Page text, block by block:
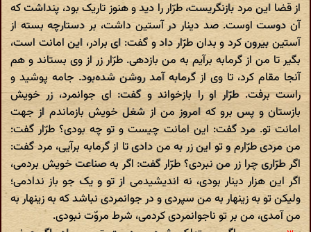
از قضا این مرد بازنگریست، طرّار را دید و هنوز تاریک بود، پنداشت که
آن دوست اوست. صد دینار در آستین داشت، بر دستارچه بسته از
آستین بیرون کرد و بدان طرّار داد و گفت: ای برادر، این امانت است،
بگیر تا من از گرمابه برآیم به من بازدهی. طرّار زر از وی بستاند و هم
آنجا مقام کرد، تا وی از گرمابه آمد روشن شده‌بود. جامه پوشید و
راست برفت. طرّار او را بازخواند و گفت: ای جوانمرد، زر خویش
بازستان و پس برو که امروز من از شغل خویش بازماندم از جهت
امانت تو. مرد گفت: این امانت چیست و تو چه بودی؟ طرّار گفت:
من مردی طرّارم و تو این زر به من دادی تا از گرمابه برآیی، مرد گفت:
اگر طرّاری چرا زر من نبردی؟ طرّار گفت: اگر به صناعت خویش بردمی،
اگر این هزار دینار بودی، نه اندیشیدمی از تو و یک جو باز ندادمی؛
ولیکن تو به زینهار به من سپردی و در جوانمردی نباشد که به زینهار به
من آمدی، من بر تو ناجوانمردی کردمی، شرط مروّت نبودی.